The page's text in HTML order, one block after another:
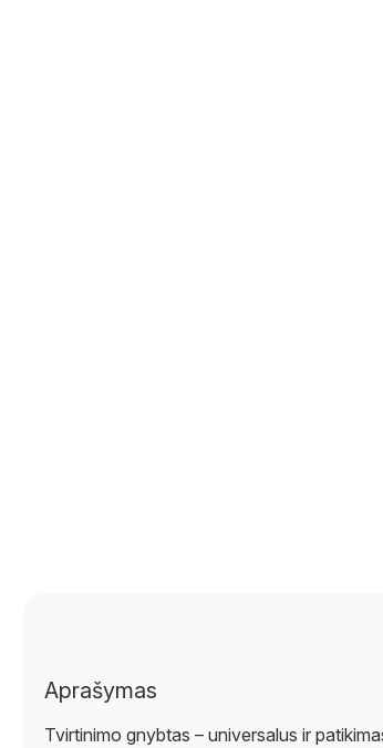
Aprašymas
Tvirtinimo gnybtas – universalus ir